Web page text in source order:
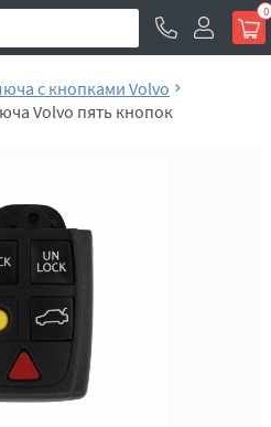
0
с кнопками Volvo
Volvo пять кнопок